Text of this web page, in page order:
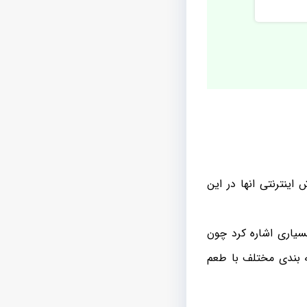
انها در این
اشاره کرد چون
بندی مختلف با طعم